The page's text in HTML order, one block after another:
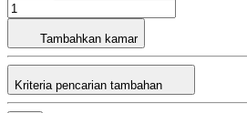
Tambahkan kamar
Kriteria pencarian tambahan